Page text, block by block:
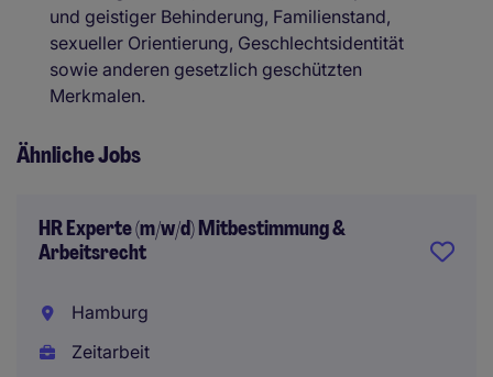
und geistiger Behinderung, Familienstand,
sexueller Orientierung, Geschlechtsidentität
sowie anderen gesetzlich geschützten
Merkmalen.
Ähnliche Jobs
HR Experte (m/w/d) Mitbestimmung &
Arbeitsrecht
Hamburg
Zeitarbeit